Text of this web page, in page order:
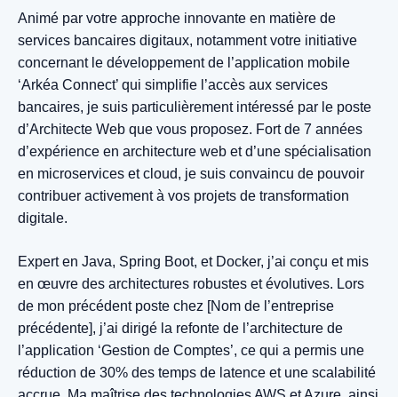
Animé par votre approche innovante en matière de
services bancaires digitaux, notamment votre initiative
concernant le développement de l’application mobile
‘Arkéa Connect’ qui simplifie l’accès aux services
bancaires, je suis particulièrement intéressé par le poste
d’Architecte Web que vous proposez. Fort de 7 années
d’expérience en architecture web et d’une spécialisation
en microservices et cloud, je suis convaincu de pouvoir
contribuer activement à vos projets de transformation
digitale.
Expert en Java, Spring Boot, et Docker, j’ai conçu et mis
en œuvre des architectures robustes et évolutives. Lors
de mon précédent poste chez [Nom de l’entreprise
précédente], j’ai dirigé la refonte de l’architecture de
l’application ‘Gestion de Comptes’, ce qui a permis une
réduction de 30% des temps de latence et une scalabilité